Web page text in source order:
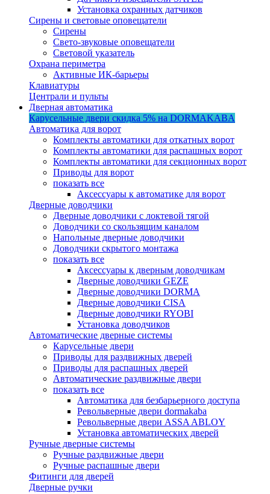
Установка охранных датчиков
Сирены и световые оповещатели
Сирены
Свето-звуковые оповещатели
Световой указатель
Охрана периметра
Активные ИК-барьеры
Клавиатуры
Централи и пульты
Дверная автоматика
Карусельные двери скидка 5% на DORMAKABA
Автоматика для ворот
Комплекты автоматики для откатных ворот
Комплекты автоматики для распашных ворот
Комплекты автоматики для секционных ворот
Приводы для ворот
показать все
Аксессуары к автоматике для ворот
Дверные доводчики
Дверные доводчики с локтевой тягой
Доводчики со скользящим каналом
Напольные дверные доводчики
Доводчики скрытого монтажа
показать все
Аксессуары к дверным доводчикам
Дверные доводчики GEZE
Дверные доводчики DORMA
Дверные доводчики CISA
Дверные доводчики RYOBI
Установка доводчиков
Автоматические дверные системы
Карусельные двери
Приводы для раздвижных дверей
Приводы для распашных дверей
Автоматические раздвижные двери
показать все
Автоматика для безбарьерного доступа
Револьверные двери dormakaba
Револьверные двери ASSA ABLOY
Установка автоматических дверей
Ручные дверные системы
Ручные раздвижные двери
Ручные распашные двери
Фитинги для дверей
Дверные ручки